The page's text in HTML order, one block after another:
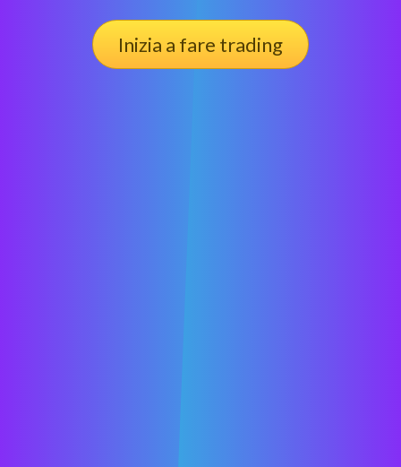
Inizia a fare trading